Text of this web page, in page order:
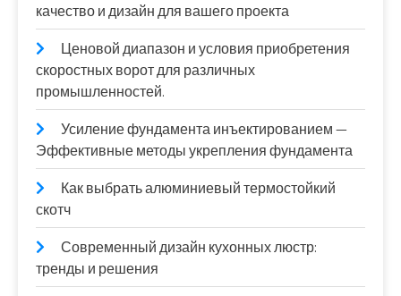
качество и дизайн для вашего проекта
Ценовой диапазон и условия приобретения
скоростных ворот для различных
промышленностей.
Усиление фундамента инъектированием —
Эффективные методы укрепления фундамента
Как выбрать алюминиевый термостойкий
скотч
Современный дизайн кухонных люстр:
тренды и решения